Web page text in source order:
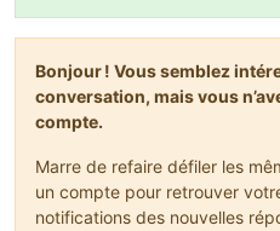
Bonjour ! Vous semblez
conversation, mais vous
compte.
Marre de refaire défiler les
un compte pour retrouver
notifications des nouvelles